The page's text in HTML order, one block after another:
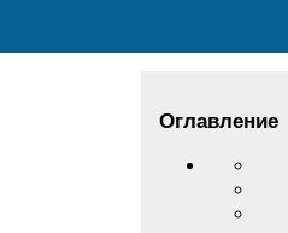
Оглавление